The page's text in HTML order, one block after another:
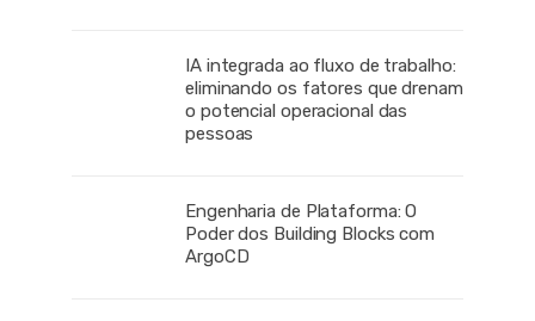
IA integrada ao fluxo de trabalho:
eliminando os fatores que drenam
o potencial operacional das
pessoas
Engenharia de Plataforma: O
Poder dos Building Blocks com
ArgoCD